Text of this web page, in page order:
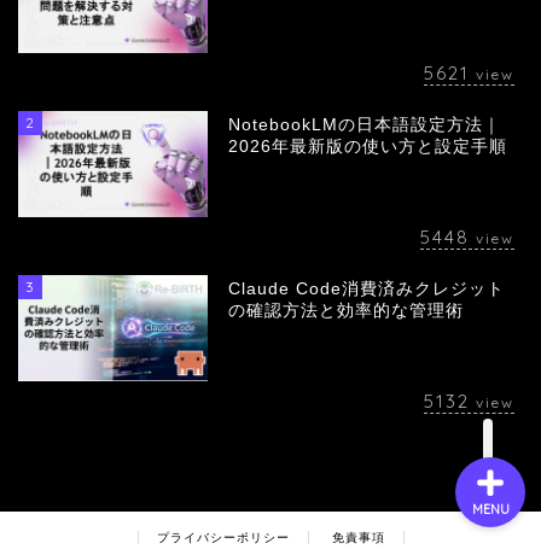
5621 view
2
NotebookLMの日本語設定方法｜
2026年最新版の使い方と設定手順
5448 view
3
Claude Code消費済みクレジット
の確認方法と効率的な管理術
5132 view
プライバシーポリシー 免責事項
MENU
会社概要
採用情報